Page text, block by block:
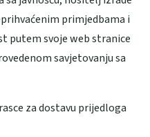
primjedbama i
putem svoje web stranice
savjetovanju sa
za dostavu prijedloga